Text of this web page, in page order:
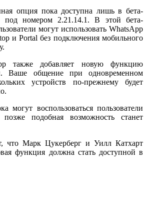
опция пока доступна лишь в бета-
под номером 2.21.14.1. В этой бета-
могут использовать WhatsApp
и Portal без подключения мобильного
также добавляет новую функцию
Ваше общение при одновременном
устройств по-прежнему будет
могут воспользоваться пользователи
подобная возможность станет
что Марк Цукерберг и Уилл Катхарт
функция должна стать доступной в